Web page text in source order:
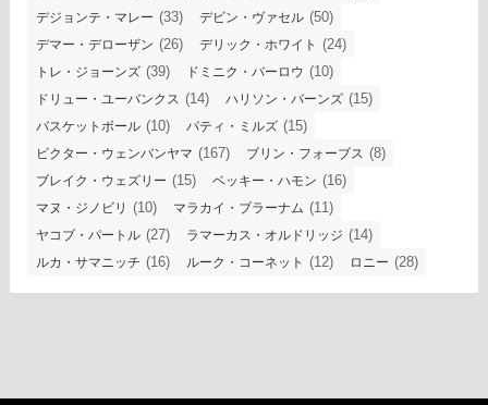
デジョンテ・マレー (33) デビン・ヴァセル (50)
デマー・デローザン (26) デリック・ホワイト (24)
トレ・ジョーンズ (39) ドミニク・バーロウ (10)
ドリュー・ユーバンクス (14) ハリソン・バーンズ (15)
バスケットボール (10) パティ・ミルズ (15)
ビクター・ウェンバンヤマ (167) ブリン・フォーブス (8)
ブレイク・ウェズリー (15) ベッキー・ハモン (16)
マヌ・ジノビリ (10) マラカイ・ブラーナム (11)
ヤコブ・パートル (27) ラマーカス・オルドリッジ (14)
ルカ・サマニッチ (16) ルーク・コーネット (12) ロニー (28)